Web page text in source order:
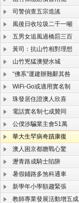
司警偵查五宗造謠
風後日收垃圾二千一噸
五男女追風過橋罰三百
黃司：抗山竹相對理想
山竹兇猛澳變水城
“佛系”運建辦難辭其咎
WiFi-Go或適用實名制
珠發居住證澳人欣喜
電話實名制七成贊同
公僕涉騙業主會51萬
華大生罕病奇蹟康復
澳人困京都膽戰心驚
瀝青路成騎士陷阱
暑假鋪路多煞科通車
新學年小學額趨緊張
教師專業發展活動增五成